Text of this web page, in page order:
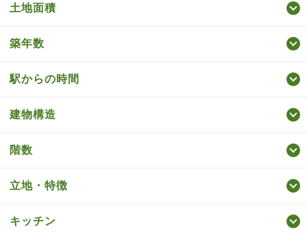
土地面積
築年数
駅からの時間
建物構造
階数
立地・特徴
キッチン